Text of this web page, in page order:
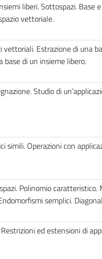
liberi. Sottospazi. Base
vettoriale.
vettoriali. Estrazione di una
di un insieme libero.
Studio di
simili. Operazioni con
Polinomio caratteristico.
semplici.
ed estensioni di